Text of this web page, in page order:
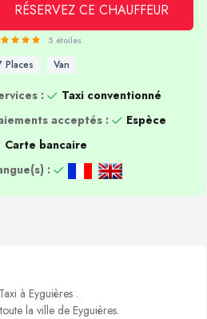
RÉSERVEZ CE CHAUFFEUR
5 étoiles
Places Van
:
Taxi conventionné
acceptés :
Espèce
Carte bancaire
:
à Eyguières .
la ville de Eyguières.